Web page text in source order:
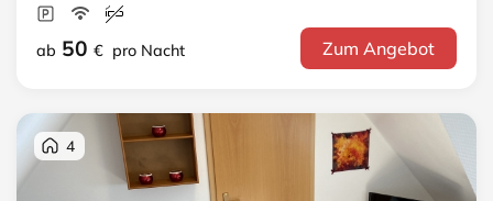
ab 50 € pro Nacht Zum Angebot
4